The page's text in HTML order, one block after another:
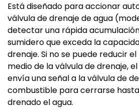
Está diseñado para accionar
válvula de drenaje de agua
detectar una rápida
sumidero que exceda la
drenaje. Si no se puede reducir
medio de la válvula de drenaje,
envía una señal a la válvula de
combustible para cerrarse
drenado el agua.